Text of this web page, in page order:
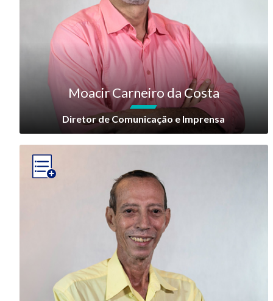
Moacir Carneiro da Costa
Diretor de Comunicação e Imprensa